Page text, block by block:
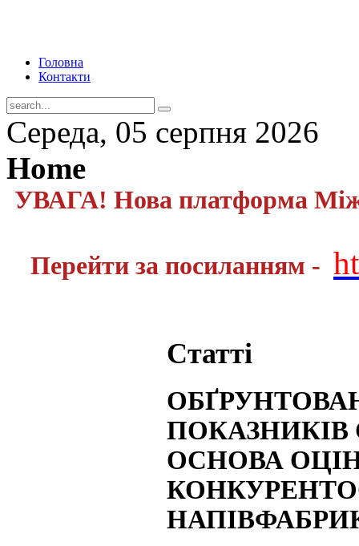
Головна
Контакти
Середа, 05 серпня 2026
Home
УВАГА! Нова платформа
Перейти за посиланням -
Статті
ОСНОВА